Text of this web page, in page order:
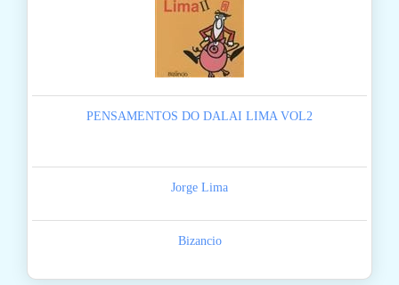
PENSAMENTOS DO DALAI LIMA VOL2
Jorge Lima
Bizancio